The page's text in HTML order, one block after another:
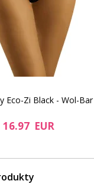
Eco-Zi Black - Wol-Bar
16.97 EUR